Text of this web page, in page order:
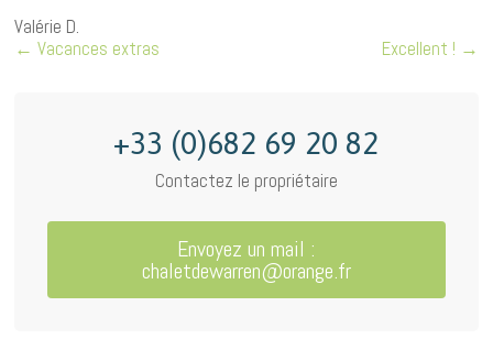
Valérie D.
← Vacances extras Excellent ! →
+33 (0)682 69 20 82
Contactez le propriétaire
Envoyez un mail :
chaletdewarren@orange.fr